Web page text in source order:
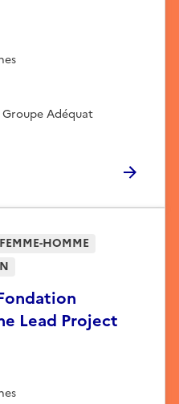
Adéquat
Lead Project
HOMME